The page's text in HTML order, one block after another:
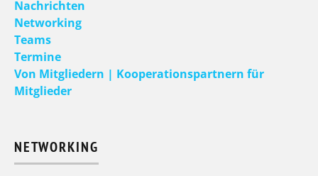
Nachrichten
Networking
Teams
Termine
Von Mitgliedern | Kooperationspartnern für
Mitglieder
NETWORKING